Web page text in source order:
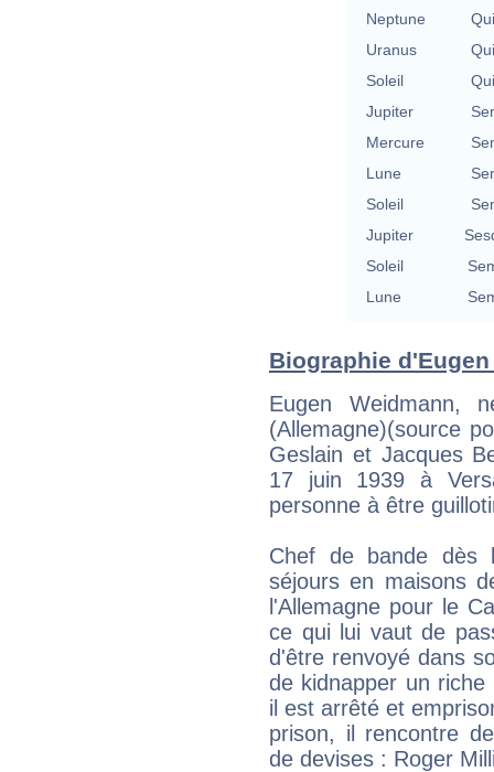
Neptune
Uranus
Soleil
Jupiter
Mercure
Lune
Soleil
Jupiter
Soleil
Lune
Biographie
Eugen Weidmann,
(Allemagne)(source
Geslain et Jacques
17 juin 1939 à
personne à être
Chef de bande dès
séjours en maisons
l'Allemagne pour le
ce qui lui vaut de
d'être renvoyé dans
de kidnapper un
il est arrêté et
prison, il rencontre
de devises : Roger